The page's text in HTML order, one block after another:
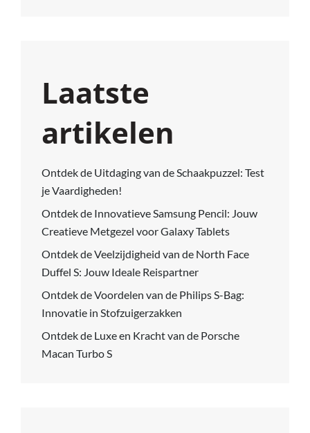
Laatste
artikelen
Ontdek de Uitdaging van de Schaakpuzzel: Test
je Vaardigheden!
Ontdek de Innovatieve Samsung Pencil: Jouw
Creatieve Metgezel voor Galaxy Tablets
Ontdek de Veelzijdigheid van de North Face
Duffel S: Jouw Ideale Reispartner
Ontdek de Voordelen van de Philips S-Bag:
Innovatie in Stofzuigerzakken
Ontdek de Luxe en Kracht van de Porsche
Macan Turbo S